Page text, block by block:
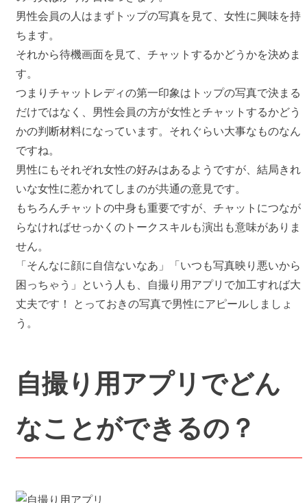
男性会員の人はまずトップの写真を見て、女性に興味を持
ちます。
それから待機画面を見て、チャットするかどうかを決めま
す。
つまりチャットレディの第一印象はトップの写真で決まる
だけではなく、男性会員の方が女性とチャットするかどう
かの判断材料になっています。それぐらい大事なものなん
ですね。
男性にもそれぞれ女性の好みはあるようですが、結局きれ
いな女性に惹かれてしまのが共通の意見です。
もちろんチャットの中身も重要ですが、チャットにつなが
らなければせっかくのトークスキルも演出も意味がありま
せん。
「そんなに顔に自信ないなあ」「いつも写真映り悪いから
困っちゃう」という人も、自撮り用アプリで加工すれば大
丈夫です！ とっておきの写真で男性にアピールしましょ
う。
自撮り用アプリでどん
なことができるの？